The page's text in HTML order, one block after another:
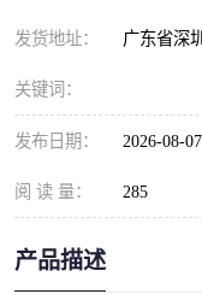
发货地址： 广东省深
关键词：
发布日期： 2026-08-07
阅 读 量： 285
产品描述